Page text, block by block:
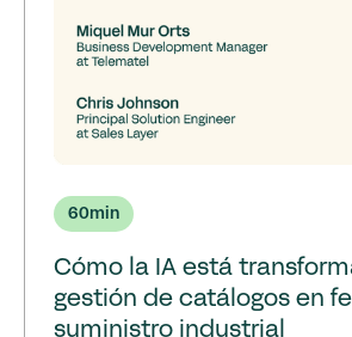
60min
Cómo la IA está
gestión de catálogos en
suministro industrial